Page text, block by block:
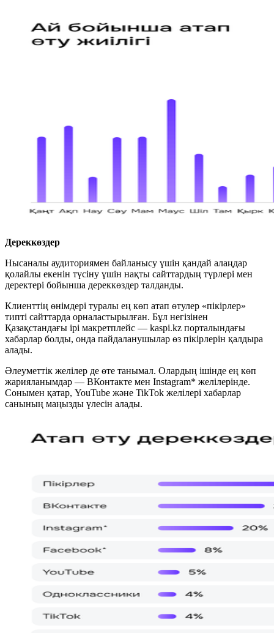
Дереккөздер
Нысаналы аудиториямен байланысу үшін қандай алаңдар
қолайлы екенін түсіну үшін нақты сайттардың түрлері мен
деректері бойынша дереккөздер талданды.
Клиенттің өнімдері туралы ең көп атап өтулер «пікірлер»
типті сайттарда орналастырылған. Бұл негізінен
Қазақстандағы ірі макретплейс — kaspi.kz порталындағы
хабарлар болды, онда пайдаланушылар өз пікірлерін қалдыра
алады.
Әлеуметтік желілер де өте танымал. Олардың ішінде ең көп
жарияланымдар — ВКонтакте мен Instagram* желілерінде.
Сонымен қатар, YouTube және TikTok желілері хабарлар
санының маңызды үлесін алады.